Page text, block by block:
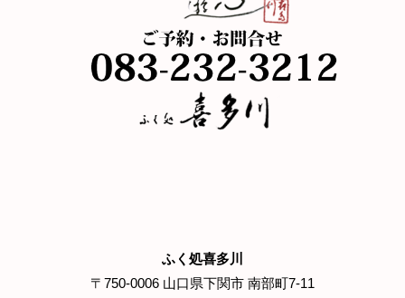
ふく処喜多川
〒750-0006 山口県下関市 南部町7-11